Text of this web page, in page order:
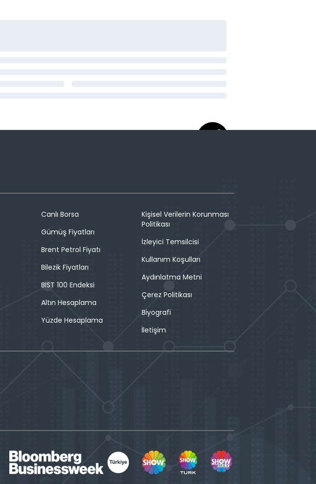
Canlı Borsa
Gümüş Fiyatları
Brent Petrol Fiyatı
Bilezik Fiyatları
BIST 100 Endeksi
Altın Hesaplama
Yüzde Hesaplama
Kişisel Verilerin Korunması
Politikası
İzleyici Temsilcisi
Kullanım Koşulları
Aydınlatma Metni
Çerez Politikası
Biyografi
İletişim